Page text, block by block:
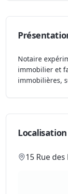
Notaire
immobilier et
immobilières,
15 Rue